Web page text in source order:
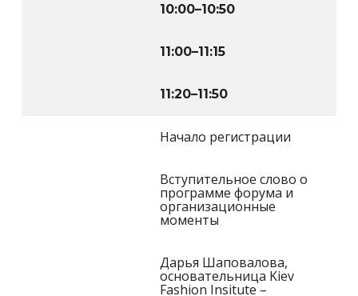
10:00–10:50
11:00–11:15
11:20–11:50
Начало регистрации
Вступительное слово о
программе форума и
организационные
моменты
Дарья Шаповалова,
основательница Kiev
Fashion Insitute –